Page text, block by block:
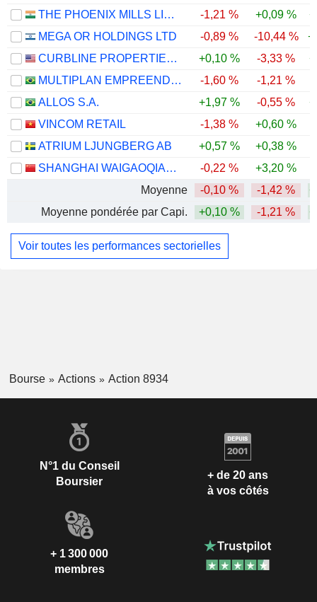
THE PHOENIX MILLS LIMITED
-1,21 % +0,09 %
MEGA OR HOLDINGS LTD
-0,89 % -10,44 %
CURBLINE PROPERTIES CORP.
+0,10 % -3,33 %
MULTIPLAN EMPREENDIMENTOS IMOBILIARIOS S.A.
-1,60 % -1,21 %
ALLOS S.A.
+1,97 % -0,55 %
VINCOM RETAIL
-1,38 % +0,60 %
ATRIUM LJUNGBERG AB
+0,57 % +0,38 %
SHANGHAI WAIGAOQIAO FREE TRADE ZONE GROUP CO., LTD.
-0,22 % +3,20 %
Moyenne
-0,10 % -1,42 %
Moyenne pondérée par Capi.
+0,10 % -1,21 %
Voir toutes les performances sectorielles
Bourse Actions Action 8934
N°1 du Conseil
Boursier
+ de 20 ans
à vos côtés
+ 1 300 000
membres